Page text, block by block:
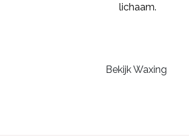
lichaam.
Bekijk Waxing